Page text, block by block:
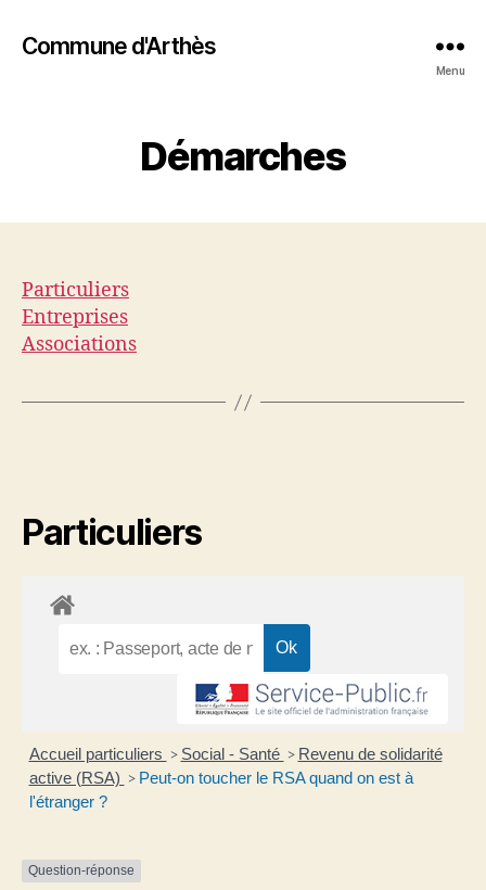
Commune d'Arthès
Menu
Démarches
Particuliers
Entreprises
Associations
Particuliers
Accueil particuliers > Social - Santé > Revenu de solidarité
active (RSA) > Peut-on toucher le RSA quand on est à
l'étranger ?
Question-réponse